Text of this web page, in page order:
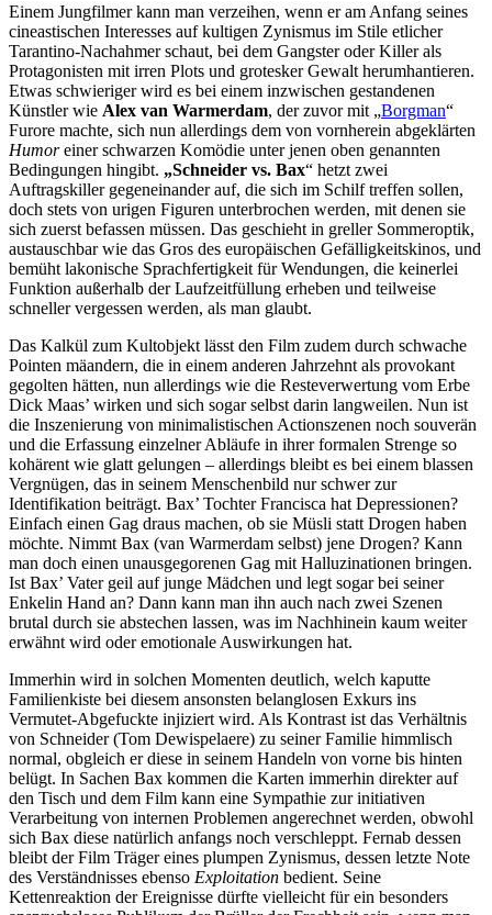
Einem Jungfilmer kann man verzeihen, wenn er am Anfang seines
cineastischen Interesses auf kultigen Zynismus im Stile etlicher
Tarantino-Nachahmer schaut, bei dem Gangster oder Killer als
Protagonisten mit irren Plots und grotesker Gewalt herumhantieren.
Etwas schwieriger wird es bei einem inzwischen gestandenen
Künstler wie Alex van Warmerdam, der zuvor mit „Borgman“
Furore machte, sich nun allerdings dem von vornherein abgeklärten
Humoreiner schwarzen Komödie unter jenen oben genannten
Bedingungen hingibt. „Schneider vs. Bax“ hetzt zwei
Auftragskiller gegeneinander auf, die sich im Schilf treffen sollen,
doch stets von urigen Figuren unterbrochen werden, mit denen sie
sich zuerst befassen müssen. Das geschieht in greller Sommeroptik,
austauschbar wie das Gros des europäischen Gefälligkeitskinos, und
bemüht lakonische Sprachfertigkeit für Wendungen, die keinerlei
Funktion außerhalb der Laufzeitfüllung erheben und teilweise
schneller vergessen werden, als man glaubt.
Das Kalkül zum Kultobjekt lässt den Film zudem durch schwache
Pointen mäandern, die in einem anderen Jahrzehnt als provokant
gegolten hätten, nun allerdings wie die Resteverwertung vom Erbe
Dick Maas’ wirken und sich sogar selbst darin langweilen. Nun ist
die Inszenierung von minimalistischen Actionszenen noch souverän
und die Erfassung einzelner Abläufe in ihrer formalen Strenge so
kohärent wie glatt gelungen – allerdings bleibt es bei einem blassen
Vergnügen, das in seinem Menschenbild nur schwer zur
Identifikation beiträgt. Bax’ Tochter Francisca hat Depressionen?
Einfach einen Gag draus machen, ob sie Müsli statt Drogen haben
möchte. Nimmt Bax (van Warmerdam selbst) jene Drogen? Kann
man doch einen unausgegorenen Gag mit Halluzinationen bringen.
Ist Bax’ Vater geil auf junge Mädchen und legt sogar bei seiner
Enkelin Hand an? Dann kann man ihn auch nach zwei Szenen
brutal durch sie abstechen lassen, was im Nachhinein kaum weiter
erwähnt wird oder emotionale Auswirkungen hat.
Immerhin wird in solchen Momenten deutlich, welch kaputte
Familienkiste bei diesem ansonsten belanglosen Exkurs ins
Vermutet-Abgefuckte injiziert wird. Als Kontrast ist das Verhältnis
von Schneider (Tom Dewispelaere) zu seiner Familie himmlisch
normal, obgleich er diese in seinem Handeln von vorne bis hinten
belügt. In Sachen Bax kommen die Karten immerhin direkter auf
den Tisch und dem Film kann eine Sympathie zur initiativen
Verarbeitung von internen Problemen angerechnet werden, obwohl
sich Bax diese natürlich anfangs noch verschleppt. Fernab dessen
bleibt der Film Träger eines plumpen Zynismus, dessen letzte Note
des Verständnisses ebenso Exploitation bedient. Seine
Kettenreaktion der Ereignisse dürfte vielleicht für ein besonders